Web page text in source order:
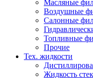
Масляные
Воздушные
Салонные
Топливные
Прочие
Тех. жидкости
Жидкость